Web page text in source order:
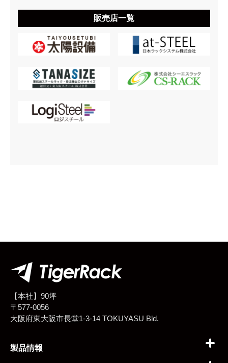
販売店一覧
【本社】90坪
〒577-0056
大阪府東大阪市長堂1-3-14 TOKUYASU Bld.
製品情報